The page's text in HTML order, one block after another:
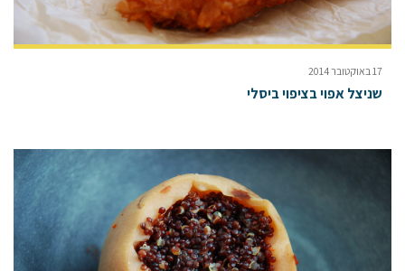
17 באוקטובר 2014
שניצל אפוי בציפוי ביסלי